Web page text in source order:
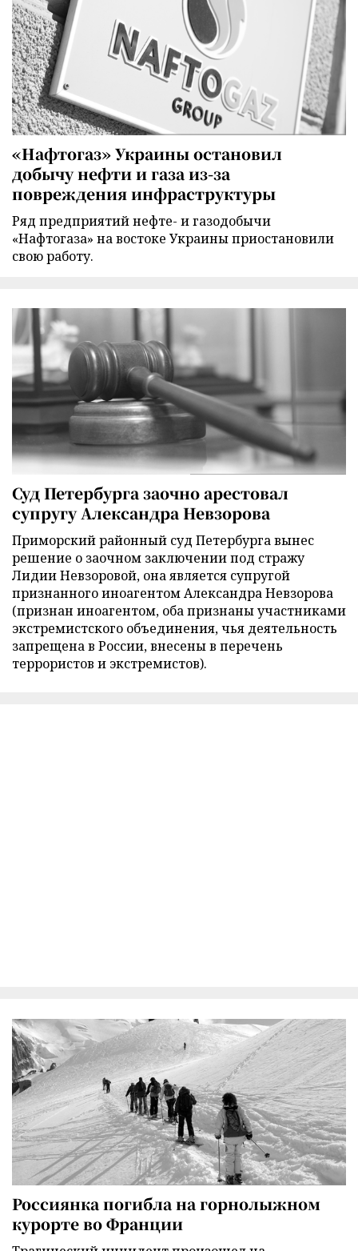
«Нафтогаз» Украины остановил
добычу нефти и газа из-за
повреждения инфраструктуры
Ряд предприятий нефте- и газодобычи
«Нафтогаза» на востоке Украины приостановили
свою работу.
Суд Петербурга заочно арестовал
супругу Александра Невзорова
Приморский районный суд Петербурга вынес
решение о заочном заключении под стражу
Лидии Невзоровой, она является супругой
признанного иноагентом Александра Невзорова
(признан иноагентом, оба признаны участниками
экстремистского объединения, чья деятельность
запрещена в России, внесены в перечень
террористов и экстремистов).
Россиянка погибла на горнолыжном
курорте во Франции